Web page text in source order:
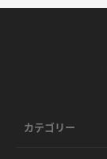
カテゴリー